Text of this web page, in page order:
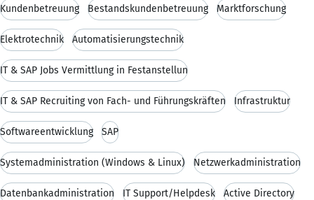
Kundenbetreuung Bestandskundenbetreuung Marktforschung
Elektrotechnik Automatisierungstechnik
IT & SAP Jobs Vermittlung in Festanstellun
IT & SAP Recruiting von Fach- und Führungskräften Infrastruktur
Softwareentwicklung SAP
Systemadministration (Windows & Linux) Netzwerkadministration
Datenbankadministration IT Support/Helpdesk Active Directory